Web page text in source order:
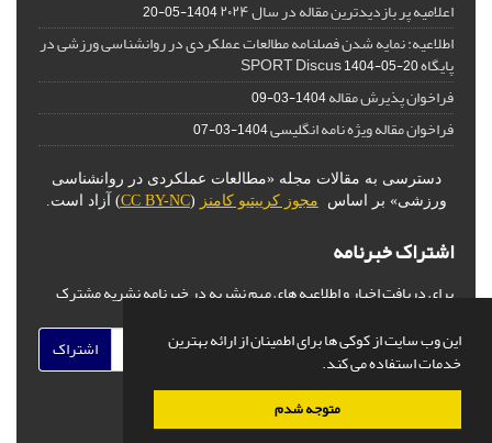
این وب سایت از کوکی ها برای اطمینان از ارائه بهترین
خدمات استفاده می کند.
متوجه شدم
اعلامیه پر بازدیدترین مقاله در سال ۲۰۲۴ 1404-05-20
اطلاعیه: نمایه شدن فصلنامه مطالعات عملکردی در روانشناسی ورزشی در
پایگاه SPORT Discus1404-05-20
فراخوان پذیرش مقاله1404-03-09
فراخوان مقاله ویژه نامه انگلیسی1404-03-07
دسترسی به مقالات مجله «مطالعات عملکردی در روانشناسی
ورزشی» بر اساس
مجوز کرییتیو کامنز (
CC BY-NC) آزاد است.
اشتراک خبرنامه
برای دریافت اخبار و اطلاعیه های مهم نشریه در خبرنامه نشریه مشترک
اشتراک